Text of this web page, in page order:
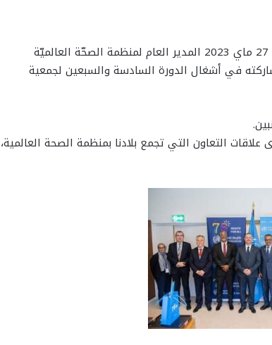
التقى وزير الصحة، الأستاذ علي مرابط، اليوم السبت 27 ماي 2023 المدير العام لمنظمة الصحّة العالميّة
في أشغال الدورة السادسة والسبعين لجمعية
التعاون التي تجمع بلادنا بمنظمة الصحة العالمية،